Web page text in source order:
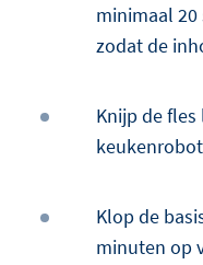
minimaal
zodat de
Knijp de fles
Klop de
minuten op